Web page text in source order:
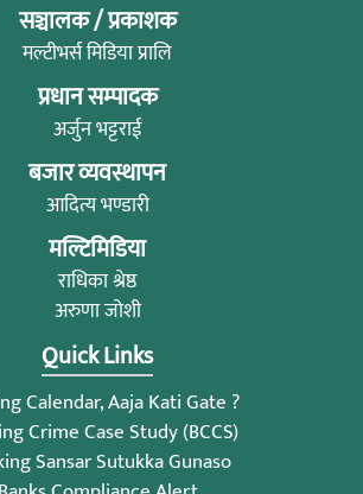
सञ्चालक / प्रकाशक
मल्टीभर्स मिडिया प्रालि
प्रधान सम्पादक
अर्जुन भट्टराई
बजार व्यवस्थापन
आदित्य भण्डारी
मल्टिमिडिया
राधिका श्रेष्ठ
अरुणा जोशी
Quick Links
Calendar, Aaja Kati Gate ?
Crime Case Study (BCCS)
Sansar Sutukka Gunaso